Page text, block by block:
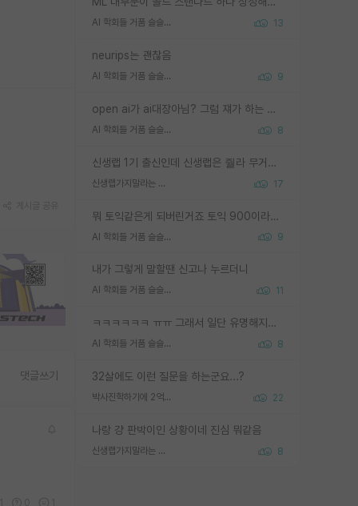
AI 학회들 거품 슬슬 지적이 나오네요 13
neurips는 괜찮음
AI 학회들 거품 슬슬 지적이 나오네요 9
open ai가 ai대장아님? 그럼 쟤가 하는 말이 다 맞겠네
AI 학회들 거품 슬슬 지적이 나오네요 8
신생랩 1기 출신인데 신생랩은 줠라 무거운 바벨 같은거임. 들면 대박인데 못들면 깔려 죽음. 아무도 알려주지 않는 환경에서 자생해야하지만, 일단 살아남았다면 그 어떤 사람보다 악착같고 생존력 높은 사람으로 거듭날 수 있음
신생랩가지말라는 이유가 있었구나 17
뭐 토익같은게 되버린거죠 토익 900이라고 영어잘하는건 아닙니다만 잘하는사람은 다 900을 넘는 그런
AI 학회들 거품 슬슬 지적이 나오네요 9
내가 그렇게 말할땐 신고나 누르더니
AI 학회들 거품 슬슬 지적이 나오네요 11
ㅋㅋㅋㅋㅋㅋ ㅠㅠ 그래서 일단 유명해지는게 중요한거같습니다
AI 학회들 거품 슬슬 지적이 나오네요 8
32살에도 이런 질문을 하는군요...?
박사진학하기에 2억은 괜찮은 (?) 정도의 경제력인가요 22
나랑 걍 판박이인 상황이네 진심 뭐같음
신생랩가지말라는 이유가 있었구나 8
댓글쓰기